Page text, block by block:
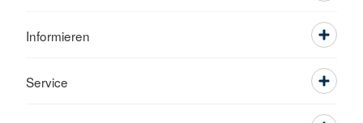
Informieren
Service